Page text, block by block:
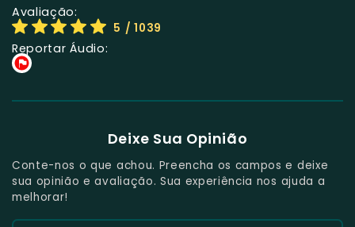
Avaliação:
5 / 1039
Reportar Áudio:
Deixe Sua Opinião
Conte-nos o que achou. Preencha os campos e deixe
sua opinião e avaliação. Sua experiência nos ajuda a
melhorar!